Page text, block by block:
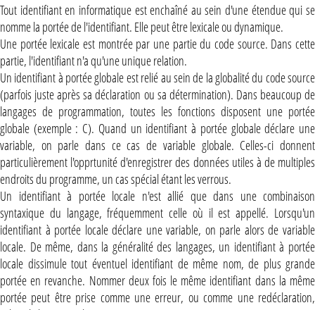
Tout identifiant en informatique est enchaîné au sein d'une étendue qui se
nomme la portée de l'identifiant. Elle peut être lexicale ou dynamique.
Une portée lexicale est montrée par une partie du code source. Dans cette
partie, l'identifiant n'a qu'une unique relation.
Un identifiant à portée globale est relié au sein de la globalité du code source
(parfois juste après sa déclaration ou sa détermination). Dans beaucoup de
langages de programmation, toutes les fonctions disposent une portée
globale (exemple : C). Quand un identifiant à portée globale déclare une
variable, on parle dans ce cas de variable globale. Celles-ci donnent
particulièrement l'opprtunité d'enregistrer des données utiles à de multiples
endroits du programme, un cas spécial étant les verrous.
Un identifiant à portée locale n'est allié que dans une combinaison
syntaxique du langage, fréquemment celle où il est appellé. Lorsqu'un
identifiant à portée locale déclare une variable, on parle alors de variable
locale. De même, dans la généralité des langages, un identifiant à portée
locale dissimule tout éventuel identifiant de même nom, de plus grande
portée en revanche. Nommer deux fois le même identifiant dans la même
portée peut être prise comme une erreur, ou comme une redéclaration,